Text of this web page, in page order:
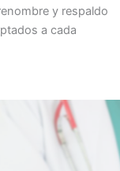
y respaldo
a cada